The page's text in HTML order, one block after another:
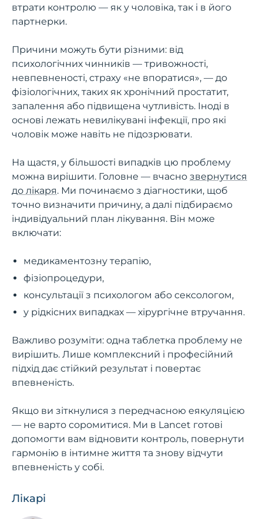
втрати контролю — як у чоловіка, так і в його
партнерки.
Причини можуть бути різними: від
психологічних чинників — тривожності,
невпевненості, страху «не впоратися», — до
фізіологічних, таких як хронічний простатит,
запалення або підвищена чутливість. Іноді в
основі лежать невилікувані інфекції, про які
чоловік може навіть не підозрювати.
На щастя, у більшості випадків цю проблему
можна вирішити. Головне — вчасно звернутися
до лікаря. Ми починаємо з діагностики, щоб
точно визначити причину, а далі підбираємо
індивідуальний план лікування. Він може
включати:
медикаментозну терапію,
фізіопроцедури,
консультації з психологом або сексологом,
у рідкісних випадках — хірургічне втручання.
Важливо розуміти: одна таблетка проблему не
вирішить. Лише комплексний і професійний
підхід дає стійкий результат і повертає
впевненість.
Якщо ви зіткнулися з передчасною еякуляцією
— не варто соромитися. Ми в Lancet готові
допомогти вам відновити контроль, повернути
гармонію в інтимне життя та знову відчути
впевненість у собі.
Лікарі